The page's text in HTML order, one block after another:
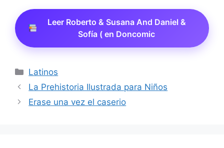
Leer Roberto & Susana And Daniel &
Sofía ( en Doncomic
Categorías
Latinos
La Prehistoria Ilustrada para Niños
Erase una vez el caserio